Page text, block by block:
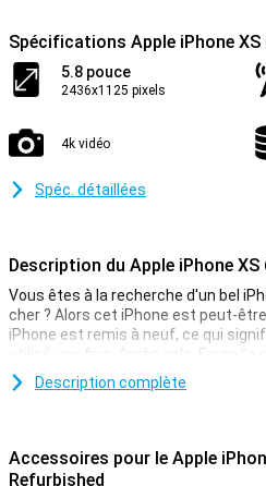
Spécifications Apple iPhone
5.8 pouce
2436x1125 pixels
4k vidéo
Spéc. détaillées
Description du Apple iPhone
Vous êtes à la recherche d'un bel
cher ? Alors cet iPhone est peut-
iPhone est remis à neuf, ce qui
utilisé une fois. Après cela, Forza l'a
Ainsi, vous êtes sûr que le
Description complète
Accessoires pour le Apple
Refurbished